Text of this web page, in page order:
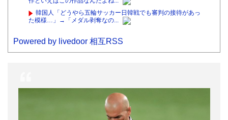
韓国人「どうやら五輪サッカー日韓戦でも審判の接待があっ
た模様…」→「メダル剥奪なの...
Powered by livedoor 相互RSS